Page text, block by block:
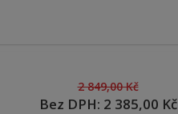
2 849,00 Kč
Bez DPH: 2 385,00 Kč